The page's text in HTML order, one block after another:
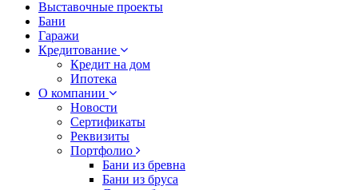
Выставочные проекты
Бани
Гаражи
Кредитование
Кредит на дом
Ипотека
О компании
Новости
Сертификаты
Реквизиты
Портфолио
Бани из бревна
Бани из бруса